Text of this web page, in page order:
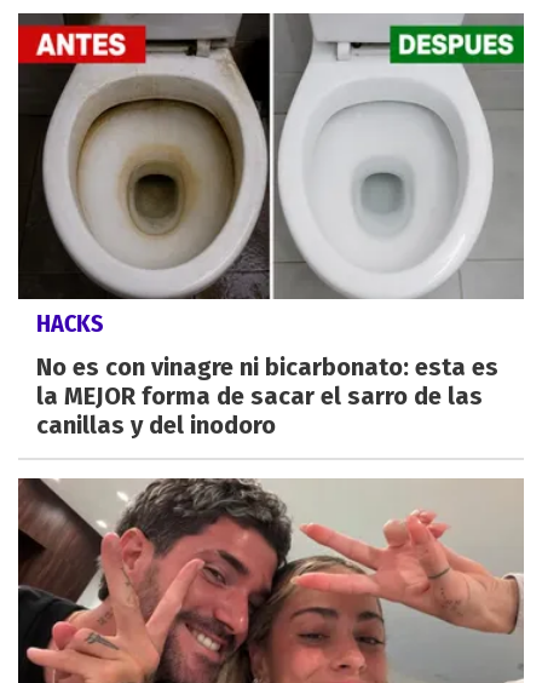
HACKS
No es con vinagre ni bicarbonato: esta es
la MEJOR forma de sacar el sarro de las
canillas y del inodoro